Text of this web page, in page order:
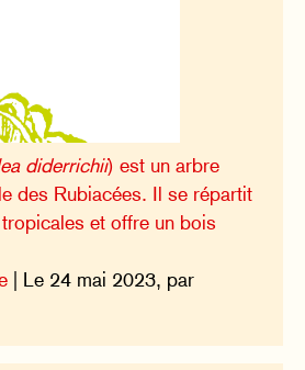
diderrichii) est un arbre
des Rubiacées. Il se répartit
et offre un bois
| Le 24 mai 2023, par